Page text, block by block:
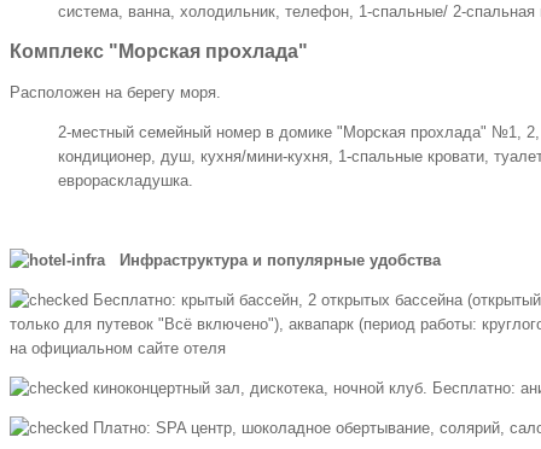
система, ванна, холодильник, телефон, 1-спальные/ 2-спальная
Комплекс "Морская прохлада"
Расположен на берегу моря.
2-местный семейный номер в домике "Морская прохлада" №1,
кондиционер, душ, кухня/мини-кухня, 1-спальные кровати,
еврораскладушка.
Инфраструктура и популярные удобства
Бесплатно: крытый бассейн, 2 открытых бассейна
только для путевок "Всё включено"), аквапарк (период работы:
на официальном сайте отеля
киноконцертный зал, дискотека, ночной клуб. Бесплатно:
Платно: SPA центр, шоколадное обертывание, солярий,